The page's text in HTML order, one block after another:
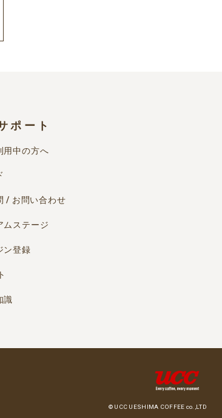
ポート
用中の方へ
/ お問い合わせ
ムステージ
ン登録
識
© UCC UESHIMA COFFEE co.,LTD